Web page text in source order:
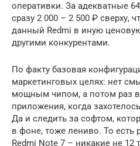
оперативки. За адекватные
сразу 2 000 – 2 500 ₽ сверху,
данный Redmi в иную
другими конкурентами.
По факту базовая
маркетинговых целях: нет
мощным чипом, а потом раз
приложения, когда
Да и следить за софтом,
в фоне, тоже лениво. То есть
Redmi Note 7 – никакие не 12